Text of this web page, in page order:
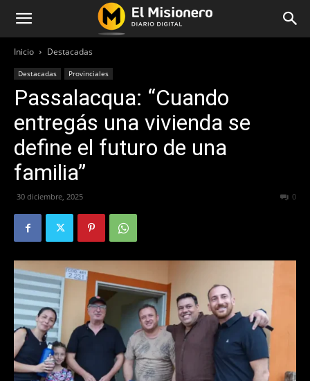
Inicio Destacadas
Destacadas Provinciales
Passalacqua: “Cuando
entregás una vivienda se
define el futuro de una
familia”
30 diciembre, 2025 0